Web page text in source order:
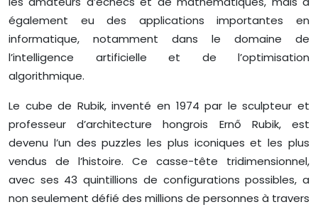
également eu des applications importantes en
informatique, notamment dans le domaine de
l’intelligence artificielle et de l’optimisation
algorithmique.
Le cube de Rubik, inventé en 1974 par le sculpteur et
professeur d’architecture hongrois Ernő Rubik, est
devenu l’un des puzzles les plus iconiques et les plus
vendus de l’histoire. Ce casse-tête tridimensionnel,
avec ses 43 quintillions de configurations possibles, a
non seulement défié des millions de personnes à travers